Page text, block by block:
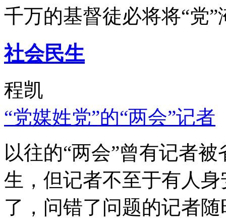
千万的基督徒必将将“党”
社会民生
程凯
“党媒姓党”的“两会”记者
以往的“两会”曾有记者
生，但记者不至于有人
了，问错了问题的记者